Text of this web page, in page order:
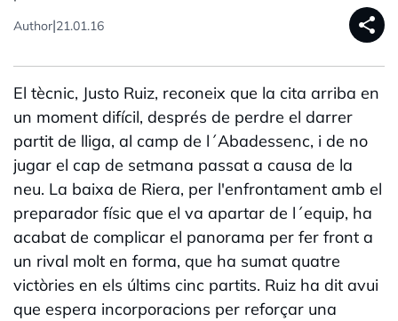
Author|21.01.16 share
El tècnic, Justo Ruiz, reconeix que la cita arriba en
un moment difícil, després de perdre el darrer
partit de lliga, al camp de l´Abadessenc, i de no
jugar el cap de setmana passat a causa de la
neu. La baixa de Riera, per l'enfrontament amb el
preparador físic que el va apartar de l´equip, ha
acabat de complicar el panorama per fer front a
un rival molt en forma, que ha sumat quatre
victòries en els últims cinc partits. Ruiz ha dit avui
que espera incorporacions per reforçar una